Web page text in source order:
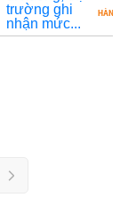
HÀNG